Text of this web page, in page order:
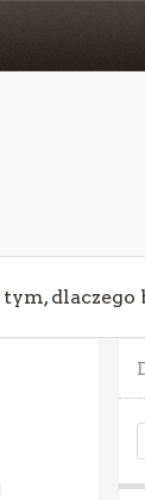
dlaczego